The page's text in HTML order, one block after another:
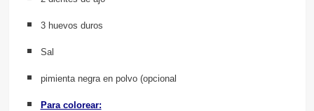
3 huevos duros
Sal
pimienta negra en polvo (opcional
Para colorear: